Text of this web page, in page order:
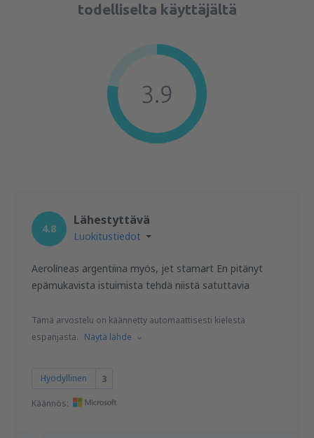
todelliselta käyttäjältä
3.9
4.8
Lähestyttävä
Luokitustiedot
Aerolíneas argentiina myös, jet stamart En pitänyt
epämukavista istuimista tehdä niistä satuttavia
Tämä arvostelu on käännetty automaattisesti kielestä
espanjasta. Näytä lähde
Hyödyllinen 3
Käännös: